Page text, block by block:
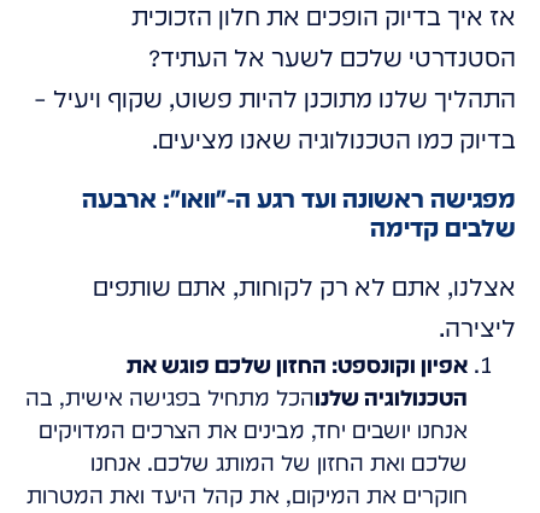
אז איך בדיוק הופכים את חלון הזכוכית
הסטנדרטי שלכם לשער אל העתיד?
התהליך שלנו מתוכנן להיות פשוט, שקוף ויעיל –
בדיוק כמו הטכנולוגיה שאנו מציעים.
מפגישה ראשונה ועד רגע ה-"וואו": ארבעה
שלבים קדימה
אצלנו, אתם לא רק לקוחות, אתם שותפים
ליצירה.
אפיון וקונספט: החזון שלכם פוגש את
הטכנולוגיה שלנוהכל מתחיל בפגישה אישית, בה
אנחנו יושבים יחד, מבינים את הצרכים המדויקים
שלכם ואת החזון של המותג שלכם. אנחנו
חוקרים את המיקום, את קהל היעד ואת המטרות